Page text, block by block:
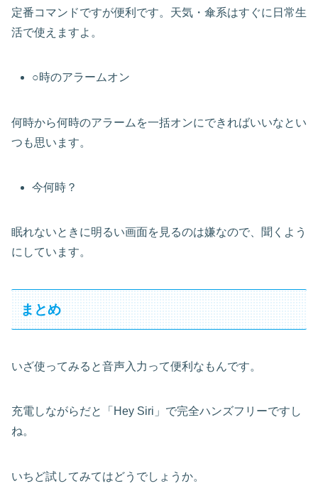
定番コマンドですが便利です。天気・傘系はすぐに日常生
活で使えますよ。
○時のアラームオン
何時から何時のアラームを一括オンにできればいいなとい
つも思います。
今何時？
眠れないときに明るい画面を見るのは嫌なので、聞くよう
にしています。
まとめ
いざ使ってみると音声入力って便利なもんです。
充電しながらだと「Hey Siri」で完全ハンズフリーですし
ね。
いちど試してみてはどうでしょうか。